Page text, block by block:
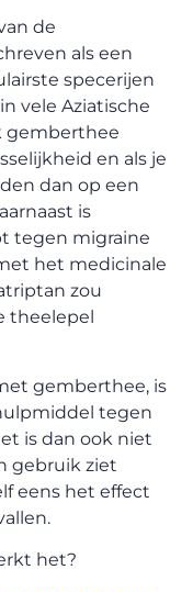
de
als een
specerijen
vele Aziatische
gemberthee
en als je
dan op een
is
tegen migraine
het medicinale
zou
theelepel
gemberthee, is
tegen
is dan ook niet
gebruik ziet
eens het effect